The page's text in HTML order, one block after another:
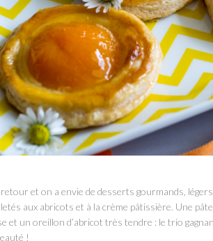
et on a envie de desserts gourmands,
aux abricots et à la crème pâtissière. Une
et un oreillon d’abricot très tendre : le trio
!